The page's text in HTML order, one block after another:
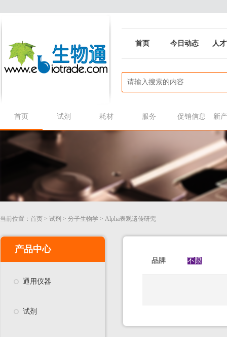
首页 今日动态 人
首页 试剂 耗材 服务 促销信息 新
当前位置： 首页 > 试剂 > 分子生物学 > Alpha表观遗传研究
产品中心
通用仪器
试剂
品牌 不限